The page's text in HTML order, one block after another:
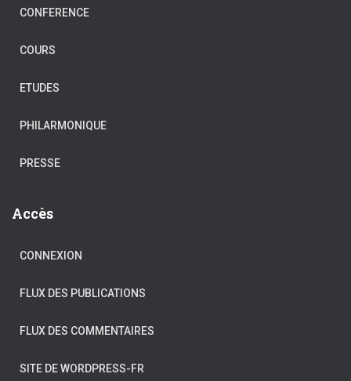
CONFERENCE
COURS
ETUDES
PHILARMONIQUE
PRESSE
Accès
CONNEXION
FLUX DES PUBLICATIONS
FLUX DES COMMENTAIRES
SITE DE WORDPRESS-FR